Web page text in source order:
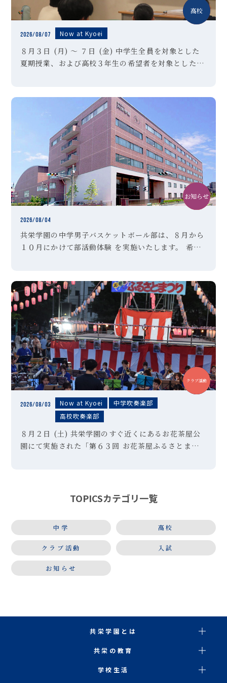
2026/08/07 Now at Kyoei
中学
高校
８月３日 (月) ～ ７日 (金) 中学生全員を対象とした
夏期授業、および高校３年生の希望者を対象とした夏
に負けずに懸命に授 […]
2026/08/04
中学
クラブ活動
お知らせ
共栄学園の中学男子バスケットボール部は、８月から
１０月にかけて部活動体験 を実施いたします。 希望
ください。
2026/08/03 Now at Kyoei
中学吹奏楽部
高校吹奏楽部
中学
高校
クラブ活動
８月２日 (土) 共栄学園のすぐ近くにあるお花茶屋公
園にて実施された「第６３回 お花茶屋ふるさとまつ
TOPICSカテゴリ一覧
中学 高校
クラブ活動 入試
お知らせ
共栄学園とは
共栄の教育
学校生活